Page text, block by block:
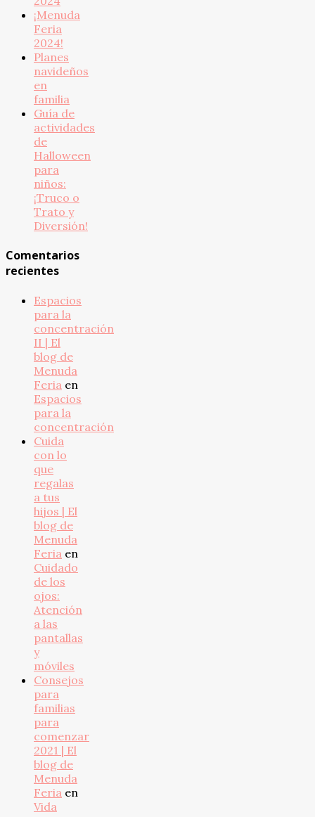
¡Menuda
Feria
2024!
Planes
navideños
en
familia
Guía de
actividades
de
Halloween
para
niños:
¡Truco o
Trato y
Diversión!
Comentarios
recientes
Espacios
para la
concentración
II | El
blog de
Menuda
Feria en
Espacios
para la
concentración
Cuida
con lo
que
regalas
a tus
hijos | El
blog de
Menuda
Feria en
Cuidado
de los
ojos:
Atención
a las
pantallas
y
móviles
Consejos
para
familias
para
comenzar
2021 | El
blog de
Menuda
Feria en
Vida